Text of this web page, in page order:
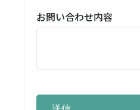
お問い合わせ内容